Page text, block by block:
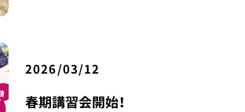
2026/03/12
春期講習会開始！